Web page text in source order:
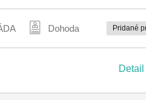
Košický kraj (28)
Česko (2)
Hlavní město Praha (0)
Jihočeský kraj (0)
Dohoda Pridané